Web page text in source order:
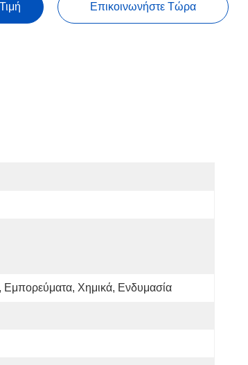
Επικοινωνήστε Τώρα
Εμπορεύματα, Χημικά, Ενδυμασία